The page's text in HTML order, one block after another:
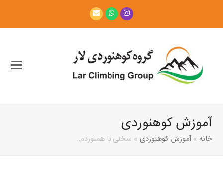
Instagram
Whatsapp
Email
آموزش کوهنوردی
خانه »آموزش کوهنوردی » سخنی با همنوردم…